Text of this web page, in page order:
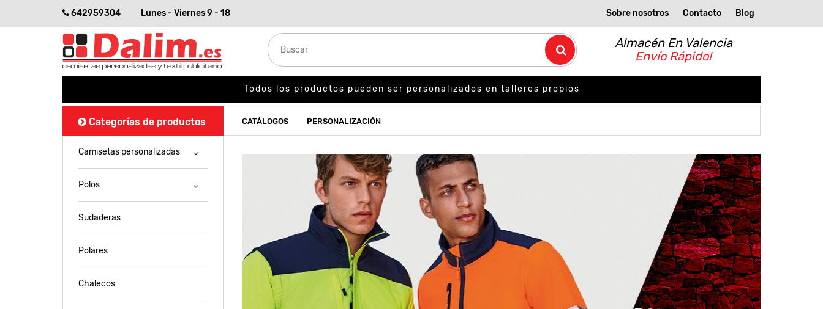
642959304 Lunes - Viernes 9 - 18 Sobre nosotros Contacto Blog
Almacén En Valencia
Envío Rápido!
Todos los productos pueden ser personalizados en talleres propios
CATÁLOGOS PERSONALIZACIÓN
Categorías de productos
Camisetas personalizadas
Polos
Sudaderas
Polares
Chalecos